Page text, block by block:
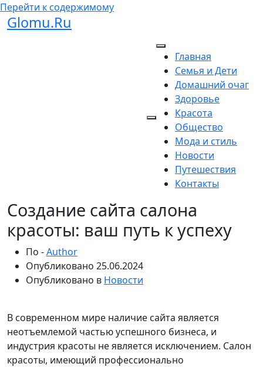
Перейти к содержимому
Glomu.Ru
Главная
Семья и Дети
Домашний очаг
Здоровье
Красота
Общество
Мода и стиль
Новости
Путешествия
Контакты
Создание сайта салона
красоты: ваш путь к успеху
По -Author
Опубликовано 25.06.2024
Опубликовано в Новости
В современном мире наличие сайта является
неотъемлемой частью успешного бизнеса, и
индустрия красоты не является исключением. Салон
красоты, имеющий профессионально